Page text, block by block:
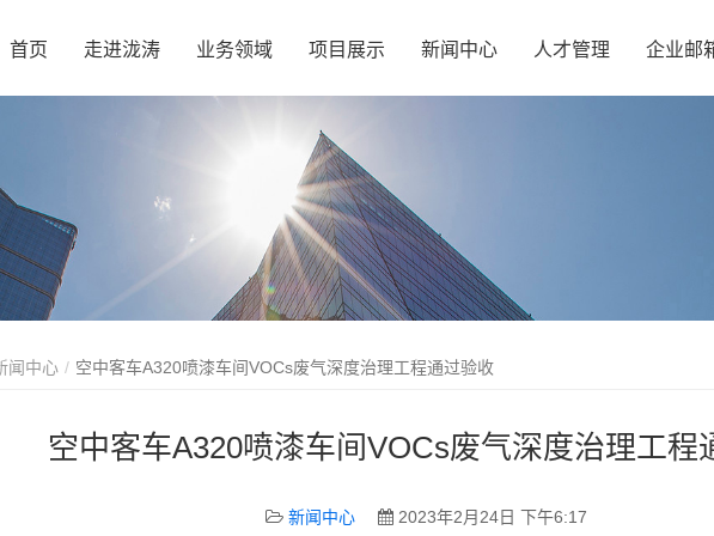
首页 走进泷涛 业务领域 项目展示 新闻中心 人才管理 企业邮
闻中心 空中客车A320喷漆车间VOCs废气深度治理工程通过验收
空中客车A320喷漆车间VOCs废气深度治理工程
新闻中心 2023年2月24日 下午6:17